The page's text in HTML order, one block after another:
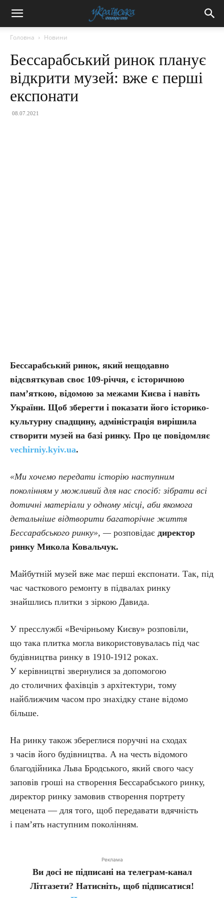
Головна Новини
Бессарабський ринок планує
відкрити музей: вже є перші
експонати
08.07.2021
Бессарабський ринок, який нещодавно
відсвяткував своє 109-річчя, є історичною
пам’яткою, відомою за межами Києва і навіть
України. Щоб зберегти і показати його історико-
культурну спадщину, адміністрація вирішила
створити музей на базі ринку. Про це повідомляє
vechirniy.kyiv.ua.
«Ми хочемо передати історію наступним
поколінням у можливий для нас спосіб: зібрати всі
дотичні матеріали у одному місці, аби якомога
детальніше відтворити багаторічне життя
Бессарабського ринку», — розповідає директор
ринку Микола Ковальчук.
Майбутній музей вже має перші експонати. Так, під
час часткового ремонту в підвалах ринку
знайшлись плитки з зіркою Давида.
У пресслужбі «Вечірньому Києву» розповіли,
що така плитка могла використовувалась під час
будівництва ринку в 1910-1912 роках.
У керівництві звернулися за допомогою
до столичних фахівців з архітектури, тому
найближчим часом про знахідку стане відомо
більше.
На ринку також збереглися поручні на сходах
з часів його будівництва. А на честь відомого
благодійника Льва Бродського, який свого часу
заповів гроші на створення Бессарабського ринку,
директор ринку замовив створення портрету
мецената — для того, щоб передавати вдячність
і пам’ять наступним поколінням.
Реклама
Ви досі не підписані на телеграм-канал
Літгазети? Натисніть, щоб підписатися!